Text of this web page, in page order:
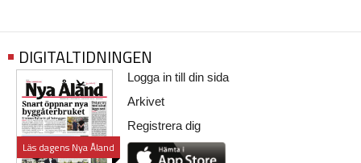
DIGITALTIDNINGEN
Läs dagens Nya Åland
Logga in till din sida
Arkivet
Registrera dig